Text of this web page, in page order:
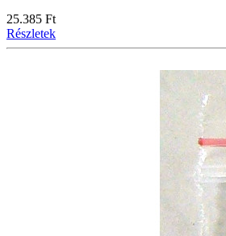
25.385 Ft
Részletek